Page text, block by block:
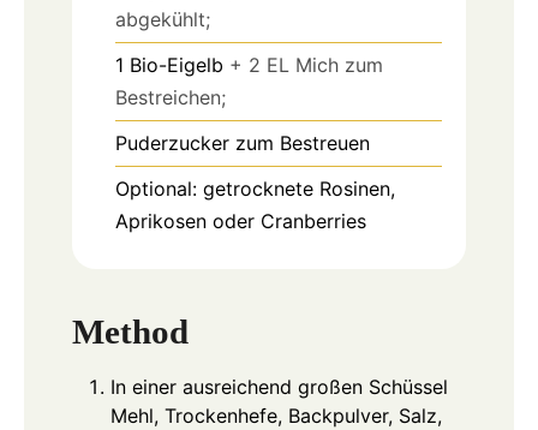
abgekühlt;
1 Bio-Eigelb + 2 EL Mich zum
Bestreichen;
Puderzucker zum Bestreuen
Optional: getrocknete Rosinen,
Aprikosen oder Cranberries
Method
In einer ausreichend großen Schüssel
Mehl, Trockenhefe, Backpulver, Salz,